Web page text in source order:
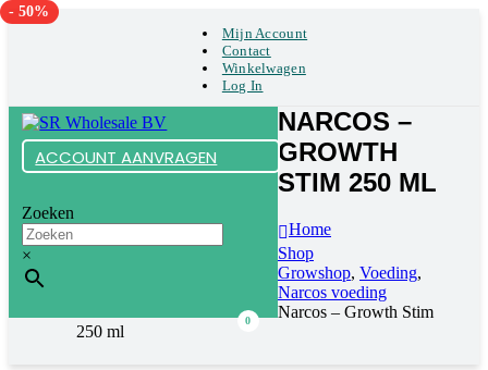
Mijn Account
Contact
Winkelwagen
Log In
ACCOUNT AANVRAGEN
Zoeken
×
0
NARCOS –
GROWTH
STIM 250 ML
Home
Shop
Growshop, Voeding,
Narcos voeding
Narcos – Growth Stim
250 ml
- 50%